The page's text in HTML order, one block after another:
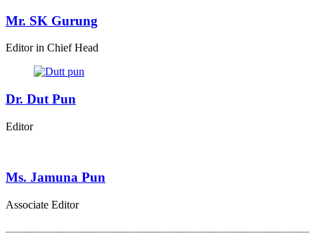
Mr. SK Gurung
Editor in Chief Head
Dr. Dut Pun
Editor
Ms. Jamuna Pun
Associate Editor